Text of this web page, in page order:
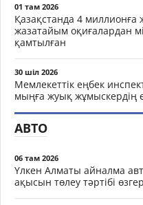
01 там 2026
Қазақстанда 4 миллионға
жазатайым оқиғалардан
қамтылған
30 шіл 2026
Мемлекеттік еңбек
мыңға жуық жұмыскердің
АВТО
06 там 2026
Үлкен Алматы айналма
ақысын төлеу тәртібі